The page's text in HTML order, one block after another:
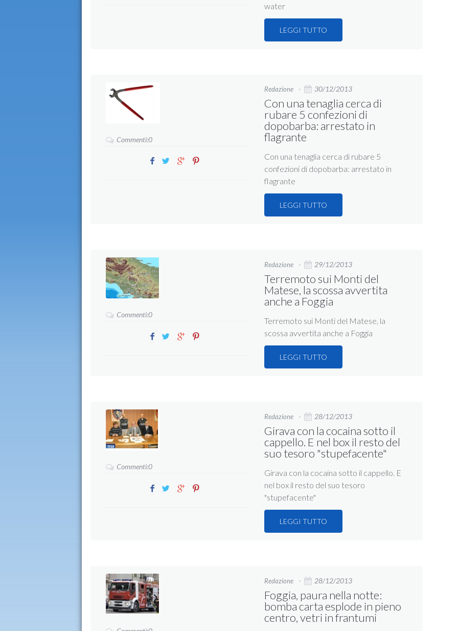
water
LEGGI TUTTO
Commenti:0
Redazione 30/12/2013
Con una tenaglia cerca di
rubare 5 confezioni di
dopobarba: arrestato in
flagrante
Con una tenaglia cerca di rubare 5
confezioni di dopobarba: arrestato in
flagrante
LEGGI TUTTO
Commenti:0
Redazione 29/12/2013
Terremoto sui Monti del
Matese, la scossa avvertita
anche a Foggia
Terremoto sui Monti del Matese, la
scossa avvertita anche a Foggia
LEGGI TUTTO
Commenti:0
Redazione 28/12/2013
Girava con la cocaina sotto il
cappello. E nel box il resto del
suo tesoro "stupefacente"
Girava con la cocaina sotto il cappello. E
nel box il resto del suo tesoro
"stupefacente"
LEGGI TUTTO
Redazione 28/12/2013
Foggia, paura nella notte:
bomba carta esplode in pieno
centro, vetri in frantumi